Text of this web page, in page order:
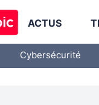
ACTUS
Cybersécurité